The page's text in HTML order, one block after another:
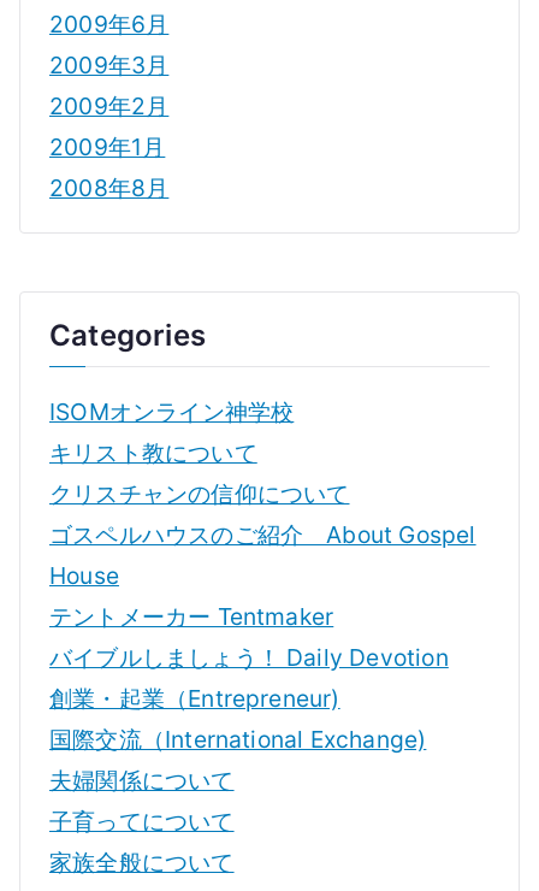
2009年6月
2009年3月
2009年2月
2009年1月
2008年8月
Categories
ISOMオンライン神学校
キリスト教について
クリスチャンの信仰について
ゴスペルハウスのご紹介 About Gospel
House
テントメーカー Tentmaker
バイブルしましょう！ Daily Devotion
創業・起業（Entrepreneur)
国際交流（International Exchange)
夫婦関係について
子育ってについて
家族全般について